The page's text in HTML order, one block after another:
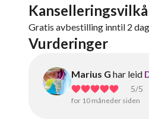
Gratis avbestilling inntil 2
Vurderinger
Marius G har leid
5/5
for 10 måneder siden